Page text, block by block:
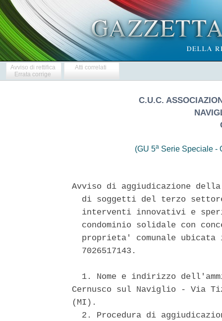
Avviso di rettifica
Errata corrige
Atti correlati
C.U.C.
(GU 5a Serie Speciale -
Avviso di aggiudicazione
di soggetti del terzo
interventi innovativi e
condominio solidale con
proprieta' comunale ubicata
  7026517143.
1. Nome e indirizzo
Cernusco sul Naviglio - Via
(MI).
2. Procedura di